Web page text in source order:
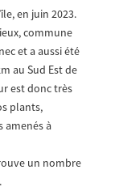
en juin 2023.
commune
et a aussi été
au Sud Est de
est donc très
plants,
amenés à
un nombre